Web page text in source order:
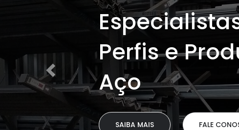
Especialistas
Perfis e
Aço
SAIBA MAIS FALE CONOSCO